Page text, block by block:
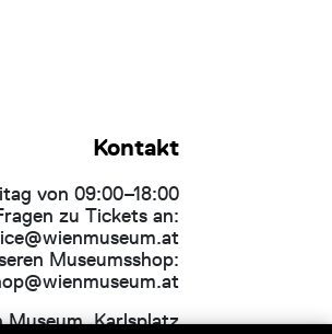
Kontakt
von 09:00–18:00
zu Tickets an:
Museumsshop:
Museum, Karlsplatz